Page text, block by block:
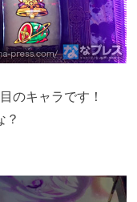
のキャラです！
？